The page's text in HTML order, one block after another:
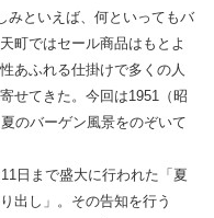
みといえば、何といってもバ
町ではセール商品はもとよ
あふれる仕掛けで多くの人
せてきた。今回は1951（昭
のバーゲン風景をのぞいて
日まで盛大に行われた「夏
出し」。その告知を行う